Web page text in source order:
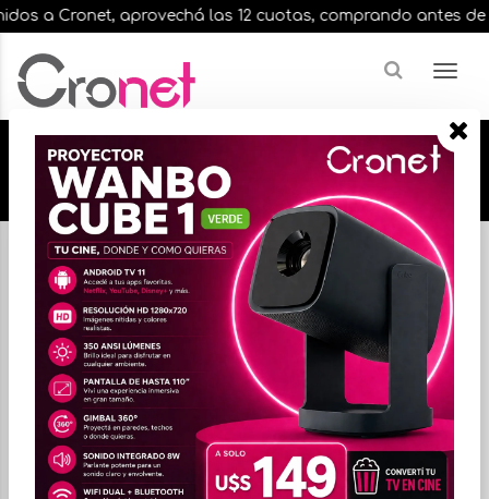
a Cronet, aprovechá las 12 cuotas, comprando antes de
🔥🔥🔥 12 cuotas, en todos nuestros artículos,
comprando antes de las 13 hrs. envíos en el
día 🔥🔥🔥
Inicio MEMORIAS MEMORIA DDR2
ORDENAR
FILTRAR
No hay productos que mostrar...